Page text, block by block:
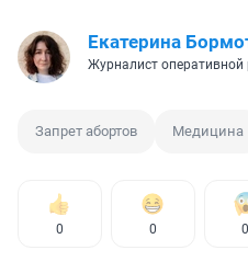
Екатерина
Журналист оперативной
Запрет абортов Медицина
0 0 0